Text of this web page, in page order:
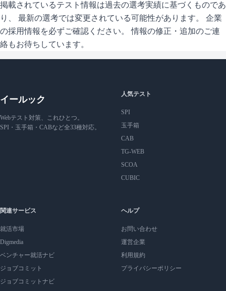
掲載されているテスト情報は過去の選考実績に基づくものであ
り、 最新の選考では変更されている可能性があります。 企業
の採用情報を必ずご確認ください。 情報の修正・追加のご連
絡もお待ちしています。
イールック
Webテスト対策、これひとつ。
SPI・玉手箱・CABなど全33種対応。
人気テスト
SPI
玉手箱
CAB
TG-WEB
SCOA
CUBIC
関連サービス
就活市場
Digmedia
ベンチャー就活ナビ
ジョブコミット
ジョブコミットナビ
ヘルプ
お問い合わせ
運営企業
利用規約
プライバシーポリシー